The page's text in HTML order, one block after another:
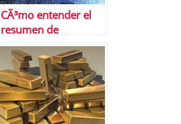
CÃ³mo entender el
resumen de
movimientos de tus
tarjetas